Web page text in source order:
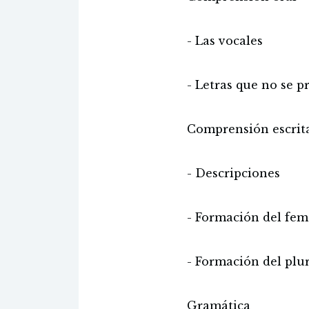
- Las vocales
- Letras que no se
Comprensión
- Descripciones
- Formación del
- Formación del
Gramática